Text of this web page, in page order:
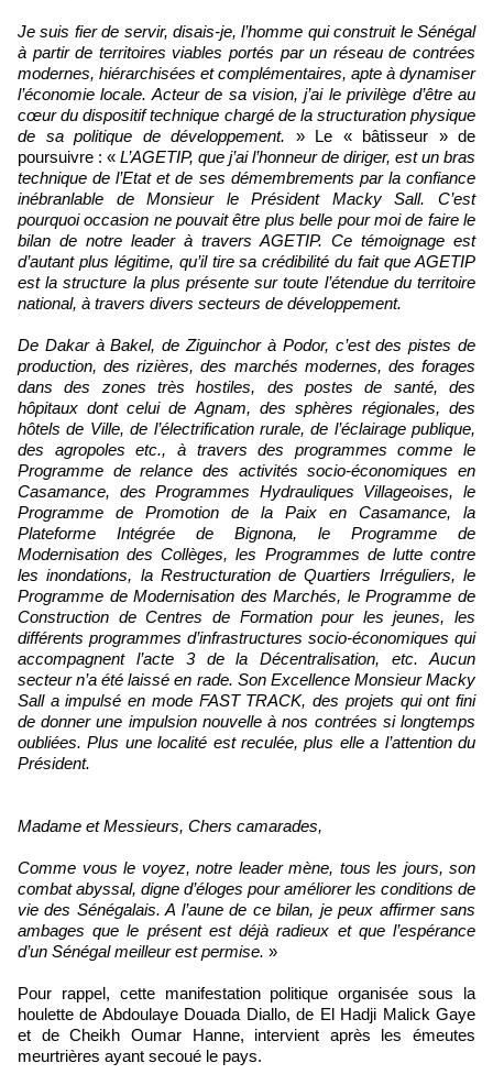
Je suis fier de servir, disais-je, l’homme qui construit le Sénégal
à partir de territoires viables portés par un réseau de contrées
modernes, hiérarchisées et complémentaires, apte à dynamiser
l’économie locale. Acteur de sa vision, j’ai le privilège d’être au
cœur du dispositif technique chargé de la structuration physique
de sa politique de développement. » Le « bâtisseur » de
poursuivre : « L’AGETIP, que j’ai l’honneur de diriger, est un bras
technique de l’Etat et de ses démembrements par la confiance
inébranlable de Monsieur le Président Macky Sall. C’est
pourquoi occasion ne pouvait être plus belle pour moi de faire le
bilan de notre leader à travers AGETIP. Ce témoignage est
d’autant plus légitime, qu’il tire sa crédibilité du fait que AGETIP
est la structure la plus présente sur toute l’étendue du territoire
national, à travers divers secteurs de développement.
De Dakar à Bakel, de Ziguinchor à Podor, c’est des pistes de
production, des rizières, des marchés modernes, des forages
dans des zones très hostiles, des postes de santé, des
hôpitaux dont celui de Agnam, des sphères régionales, des
hôtels de Ville, de l’électrification rurale, de l’éclairage publique,
des agropoles etc., à travers des programmes comme le
Programme de relance des activités socio-économiques en
Casamance, des Programmes Hydrauliques Villageoises, le
Programme de Promotion de la Paix en Casamance, la
Plateforme Intégrée de Bignona, le Programme de
Modernisation des Collèges, les Programmes de lutte contre
les inondations, la Restructuration de Quartiers Irréguliers, le
Programme de Modernisation des Marchés, le Programme de
Construction de Centres de Formation pour les jeunes, les
différents programmes d’infrastructures socio-économiques qui
accompagnent l’acte 3 de la Décentralisation, etc. Aucun
secteur n’a été laissé en rade. Son Excellence Monsieur Macky
Sall a impulsé en mode FAST TRACK, des projets qui ont fini
de donner une impulsion nouvelle à nos contrées si longtemps
oubliées. Plus une localité est reculée, plus elle a l’attention du
Président.
Madame et Messieurs, Chers camarades,
Comme vous le voyez, notre leader mène, tous les jours, son
combat abyssal, digne d’éloges pour améliorer les conditions de
vie des Sénégalais. A l’aune de ce bilan, je peux affirmer sans
ambages que le présent est déjà radieux et que l’espérance
d’un Sénégal meilleur est permise. »
Pour rappel, cette manifestation politique organisée sous la
houlette de Abdoulaye Douada Diallo, de El Hadji Malick Gaye
et de Cheikh Oumar Hanne, intervient après les émeutes
meurtrières ayant secoué le pays.